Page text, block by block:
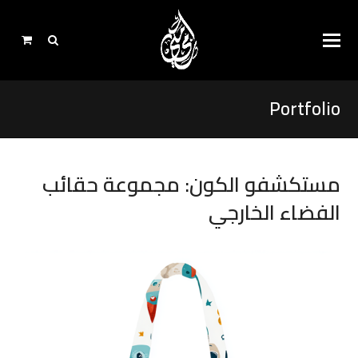
Portfolio
مستكشفو الكون: مجموعة حقائب
الفضاء الخارجي